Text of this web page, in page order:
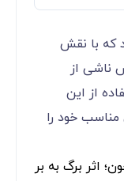
که با نقش
ناشی از
از این
مناسب خود را
اثر برگ به بر